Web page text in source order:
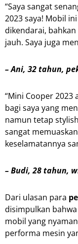
“Saya sangat
2023 saya! Mobil
dikendarai,
jauh. Saya juga
– Ani, 32 tahun,
“Mini Cooper
bagi saya yang
namun tetap
sangat
keselamatannya
– Budi, 28 tahun,
Dari ulasan para
disimpulkan
mobil yang
performa mesin